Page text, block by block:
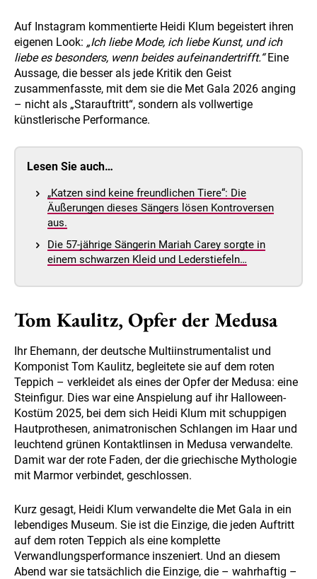
Auf Instagram kommentierte Heidi Klum begeistert ihren
eigenen Look: „Ich liebe Mode, ich liebe Kunst, und ich
liebe es besonders, wenn beides aufeinandertrifft.“Eine
Aussage, die besser als jede Kritik den Geist
zusammenfasste, mit dem sie die Met Gala 2026 anging
– nicht als „Starauftritt“, sondern als vollwertige
künstlerische Performance.
Lesen Sie auch…
„Katzen sind keine freundlichen Tiere“: Die
Äußerungen dieses Sängers lösen Kontroversen
aus.
Die 57-jährige Sängerin Mariah Carey sorgte in
einem schwarzen Kleid und Lederstiefeln…
Tom Kaulitz, Opfer der Medusa
Ihr Ehemann, der deutsche Multiinstrumentalist und
Komponist Tom Kaulitz, begleitete sie auf dem roten
Teppich – verkleidet als eines der Opfer der Medusa: eine
Steinfigur. Dies war eine Anspielung auf ihr Halloween-
Kostüm 2025, bei dem sich Heidi Klum mit schuppigen
Hautprothesen, animatronischen Schlangen im Haar und
leuchtend grünen Kontaktlinsen in Medusa verwandelte.
Damit war der rote Faden, der die griechische Mythologie
mit Marmor verbindet, geschlossen.
Kurz gesagt, Heidi Klum verwandelte die Met Gala in ein
lebendiges Museum. Sie ist die Einzige, die jeden Auftritt
auf dem roten Teppich als eine komplette
Verwandlungsperformance inszeniert. Und an diesem
Abend war sie tatsächlich die Einzige, die – wahrhaftig –